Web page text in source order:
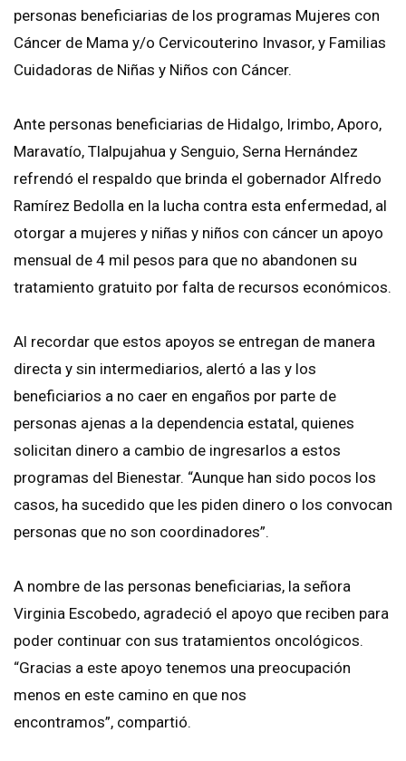
personas beneficiarias de los programas Mujeres con
Cáncer de Mama y/o Cervicouterino Invasor, y Familias
Cuidadoras de Niñas y Niños con Cáncer.
Ante personas beneficiarias de Hidalgo, Irimbo, Aporo,
Maravatío, Tlalpujahua y Senguio, Serna Hernández
refrendó el respaldo que brinda el gobernador Alfredo
Ramírez Bedolla en la lucha contra esta enfermedad, al
otorgar a mujeres y niñas y niños con cáncer un apoyo
mensual de 4 mil pesos para que no abandonen su
tratamiento gratuito por falta de recursos económicos.
Al recordar que estos apoyos se entregan de manera
directa y sin intermediarios, alertó a las y los
beneficiarios a no caer en engaños por parte de
personas ajenas a la dependencia estatal, quienes
solicitan dinero a cambio de ingresarlos a estos
programas del Bienestar. “Aunque han sido pocos los
casos, ha sucedido que les piden dinero o los convocan
personas que no son coordinadores”.
A nombre de las personas beneficiarias, la señora
Virginia Escobedo, agradeció el apoyo que reciben para
poder continuar con sus tratamientos oncológicos.
“Gracias a este apoyo tenemos una preocupación
menos en este camino en que nos
encontramos”, compartió.